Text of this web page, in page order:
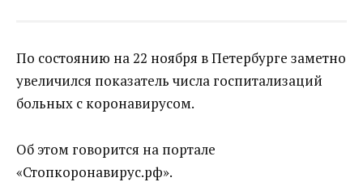
По состоянию на 22 ноября в Петербурге заметно
увеличился показатель числа госпитализаций
больных с коронавирусом.
Об этом говорится на портале
«Стопкоронавирус.рф».